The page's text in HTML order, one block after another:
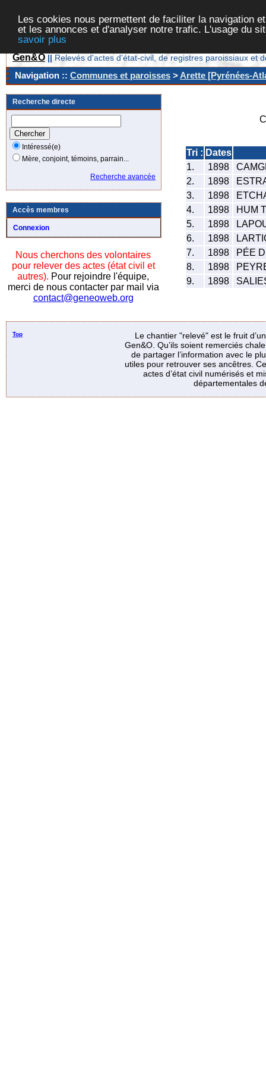
Les cookies nous permettent de faciliter la navigation
et les annonces et d'analyser notre trafic. L'usage du
savoir plus
Gen&O || Relevés d'actes d'état-civil, de registres paroissiaux et
Navigation :: Communes et paroisses >Arette [Pyrénées-
Recherche directe
Intéressé(e)
Mère, conjoint, témoins, parrain...
Recherche avancée
Accès membres
Connexion
Nous cherchons des volontaires
pour relever des actes (état civil et
autres). Pour rejoindre l'équipe,
merci de nous contacter par mail via
contact@geneoweb.org
Tri : Dates
1.
1898
2.
1898
3.
1898
4.
1898
HUM
5.
1898
6.
1898
7.
1898
PÉE
8.
1898
9.
1898
Top
Le chantier "relevé" est le fruit
Gen&O. Qu’ils soient remerciés
de partager l’information avec le
utiles pour retrouver ses ancêtres.
actes d’état civil numérisés et
départementales